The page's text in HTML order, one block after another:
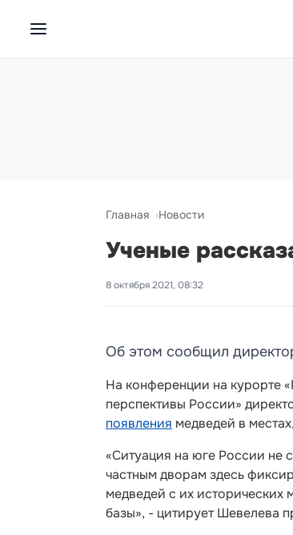
Главная Новости
Ученые
8 октября 2021, 08:32
Об этом сообщил
На конференции на курорте
перспективы России»
появления медведей в
«Ситуация на юге России не
частным дворам здесь
медведей с их
базы», - цитирует Шевелева